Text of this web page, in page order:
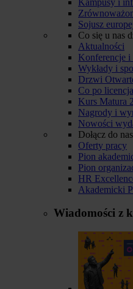
Sojusz
Co się u nas
Aktualności
Konferencje i
Wykłady i
Drzwi
Co po
Kurs Matura
Nagrody i
Nowości
Dołącz do nas
Oferty pracy
Pion
Pion
HR
Akademicki
Wiadomości z